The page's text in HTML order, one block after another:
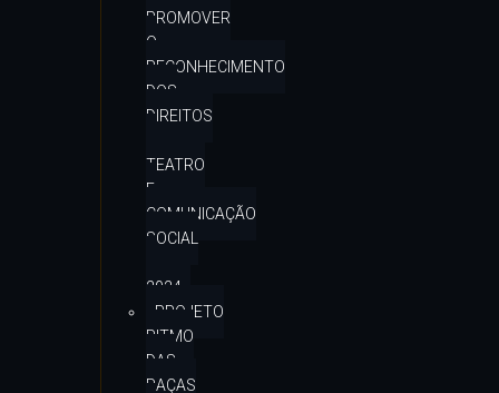
PROMOVER
O
RECONHECIMENTO
DOS
DIREITOS
TEATRO
E
COMUNICAÇÃO
SOCIAL
2024
PROJETO
RITMO
DAS
RAÇAS